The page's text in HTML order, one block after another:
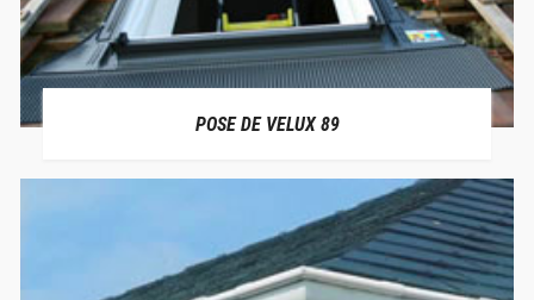
POSE DE VELUX 89